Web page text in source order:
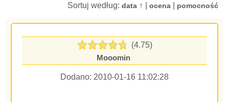
Sortuj według: data↑ | ocena| pomocność
(4.75)
Mooomin
Dodano: 2010-01-16 11:02:28